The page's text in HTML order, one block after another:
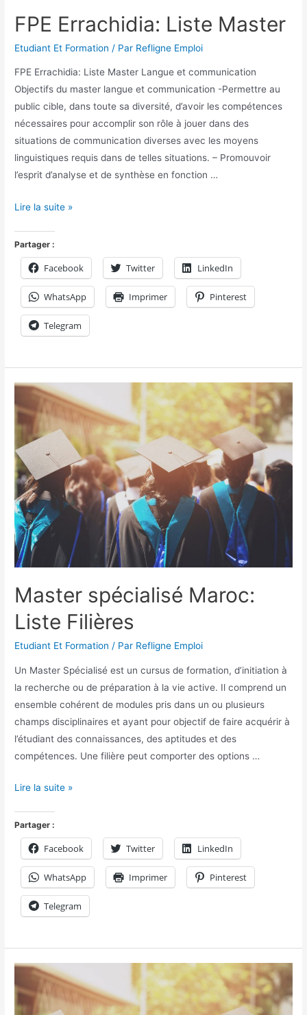
FPE Errachidia: Liste Master
Etudiant Et Formation / Par Refligne Emploi
FPE Errachidia: Liste Master Langue et communication
Objectifs du master langue et communication -Permettre au
public cible, dans toute sa diversité, d’avoir les compétences
nécessaires pour accomplir son rôle à jouer dans des
situations de communication diverses avec les moyens
linguistiques requis dans de telles situations. – Promouvoir
l’esprit d’analyse et de synthèse en fonction …
Lire la suite »
Partager :
Facebook Twitter LinkedIn
WhatsApp Imprimer Pinterest
Telegram
Master spécialisé Maroc:
Liste Filières
Etudiant Et Formation / Par Refligne Emploi
Un Master Spécialisé est un cursus de formation, d’initiation à
la recherche ou de préparation à la vie active. Il comprend un
ensemble cohérent de modules pris dans un ou plusieurs
champs disciplinaires et ayant pour objectif de faire acquérir à
l’étudiant des connaissances, des aptitudes et des
compétences. Une filière peut comporter des options …
Lire la suite »
Partager :
Facebook Twitter LinkedIn
WhatsApp Imprimer Pinterest
Telegram